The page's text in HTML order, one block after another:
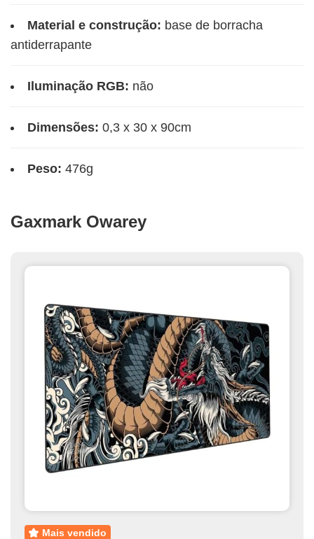
Material e construção: base de borracha
antiderrapante
Iluminação RGB: não
Dimensões: 0,3 x 30 x 90cm
Peso: 476g
‎Gaxmark Owarey
mais vendido